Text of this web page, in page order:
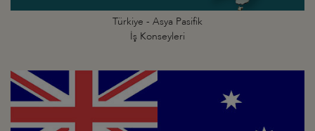
Türkiye - Asya Pasifik
İş Konseyleri